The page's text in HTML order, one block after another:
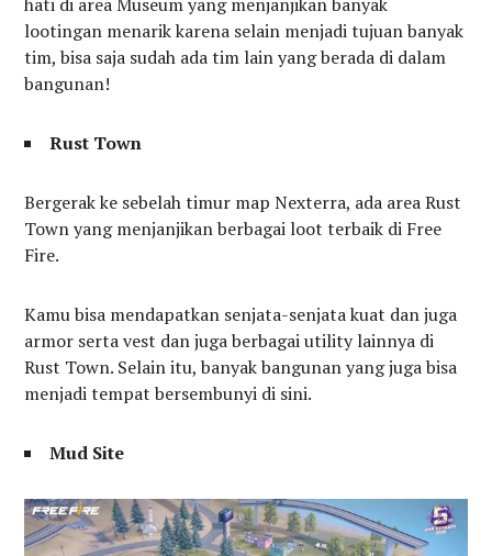
lootingan menarik karena selain menjadi tujuan banyak
tim, bisa saja sudah ada tim lain yang berada di dalam
bangunan!
Rust Town
Bergerak ke sebelah timur map Nexterra, ada area Rust
Town yang menjanjikan berbagai loot terbaik di Free
Fire.
Kamu bisa mendapatkan senjata-senjata kuat dan juga
armor serta vest dan juga berbagai utility lainnya di
Rust Town. Selain itu, banyak bangunan yang juga bisa
menjadi tempat bersembunyi di sini.
Mud Site